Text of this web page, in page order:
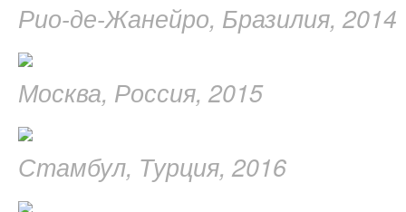
Рио-де-Жанейро, Бразилия, 2014
Москва, Россия, 2015
Стамбул, Турция, 2016